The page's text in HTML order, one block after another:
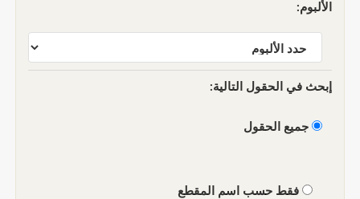
الألبوم:
إبحث في الحقول التالية:
جميع الحقول
فقط حسب اسم المقطع